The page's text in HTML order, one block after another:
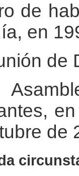
de
en
de
de